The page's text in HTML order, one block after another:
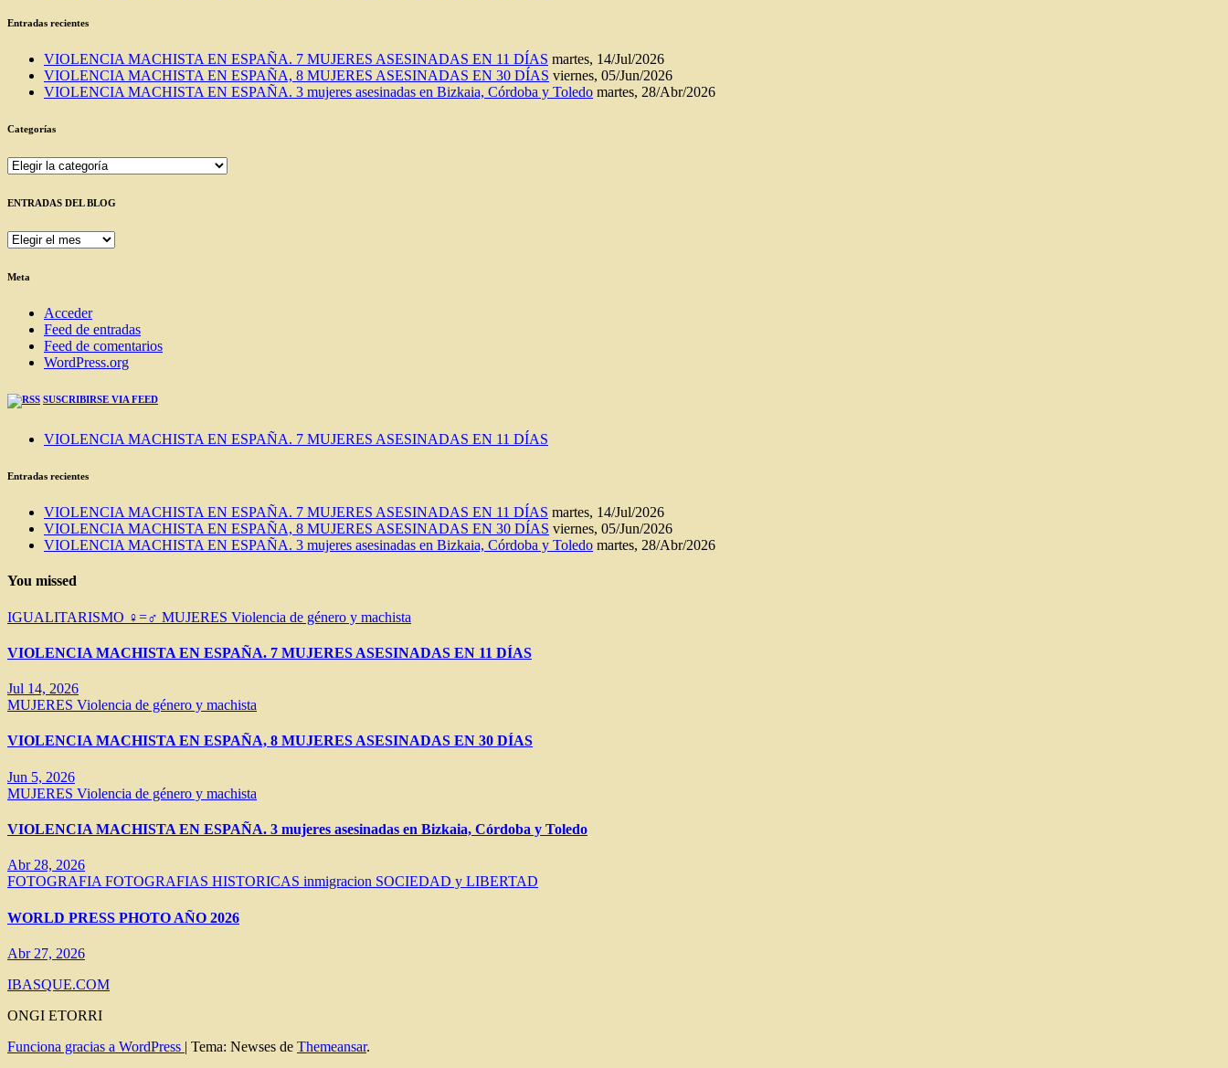
Entradas recientes
VIOLENCIA MACHISTA EN ESPAÑA. 7 MUJERES ASESINADAS EN 11 DÍAS martes, 14/Jul/2026
VIOLENCIA MACHISTA EN ESPAÑA, 8 MUJERES ASESINADAS EN 30 DÍAS viernes, 05/Jun/2026
VIOLENCIA MACHISTA EN ESPAÑA. 3 mujeres asesinadas en Bizkaia, Córdoba y Toledo martes, 28/Abr/2026
Categorías
Categorías
ENTRADAS DEL BLOG
ENTRADAS
BLOG
Meta
Acceder
Feed de entradas
Feed de comentarios
WordPress.org
SUSCRIBIRSE VIA FEED
VIOLENCIA MACHISTA EN ESPAÑA. 7 MUJERES ASESINADAS EN 11 DÍAS
Entradas recientes
VIOLENCIA MACHISTA EN ESPAÑA. 7 MUJERES ASESINADAS EN 11 DÍAS martes, 14/Jul/2026
VIOLENCIA MACHISTA EN ESPAÑA, 8 MUJERES ASESINADAS EN 30 DÍAS viernes, 05/Jun/2026
VIOLENCIA MACHISTA EN ESPAÑA. 3 mujeres asesinadas en Bizkaia, Córdoba y Toledo martes, 28/Abr/2026
You missed
IGUALITARISMO ♀=♂ MUJERES Violencia de género y machista
VIOLENCIA MACHISTA EN ESPAÑA. 7 MUJERES ASESINADAS EN 11 DÍAS
Jul 14, 2026
MUJERES Violencia de género y machista
VIOLENCIA MACHISTA EN ESPAÑA, 8 MUJERES ASESINADAS EN 30 DÍAS
Jun 5, 2026
MUJERES Violencia de género y machista
VIOLENCIA MACHISTA EN ESPAÑA. 3 mujeres asesinadas en Bizkaia, Córdoba y Toledo
Abr 28, 2026
FOTOGRAFIA FOTOGRAFIAS HISTORICAS inmigracion SOCIEDAD y LIBERTAD
WORLD PRESS PHOTO AÑO 2026
Abr 27, 2026
IBASQUE.COM
ONGI ETORRI
Funciona gracias a WordPress | Tema: Newses de Themeansar.